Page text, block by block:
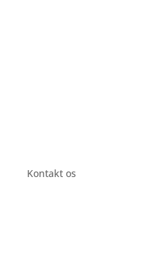
Kontakt os